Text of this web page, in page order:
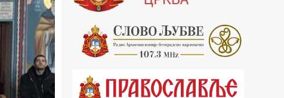
16.30 Хроника Архиепископије
17.03 Фолклор магазин
17.30 Тврђаве Дунава
18.03 Кроз историју Београда